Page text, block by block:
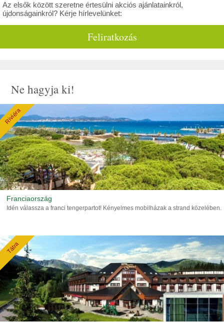
Az elsők között szeretne értesülni akciós ajánlatainkról,
újdonságainkról? Kérje hírlevelünket:
Feliratkozás
Ne hagyja ki!
Riviéra
Franciaország
Idén válassza a franci tengerpartot! Kényelmes mobilházak a strand közelében.
Tátra